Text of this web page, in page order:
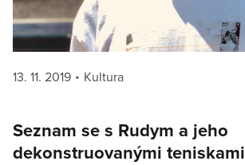
Posted
13. 11. 2019 Categories
Kultura
Seznam se s Rudym a jeho
dekonstruovanými teniskami